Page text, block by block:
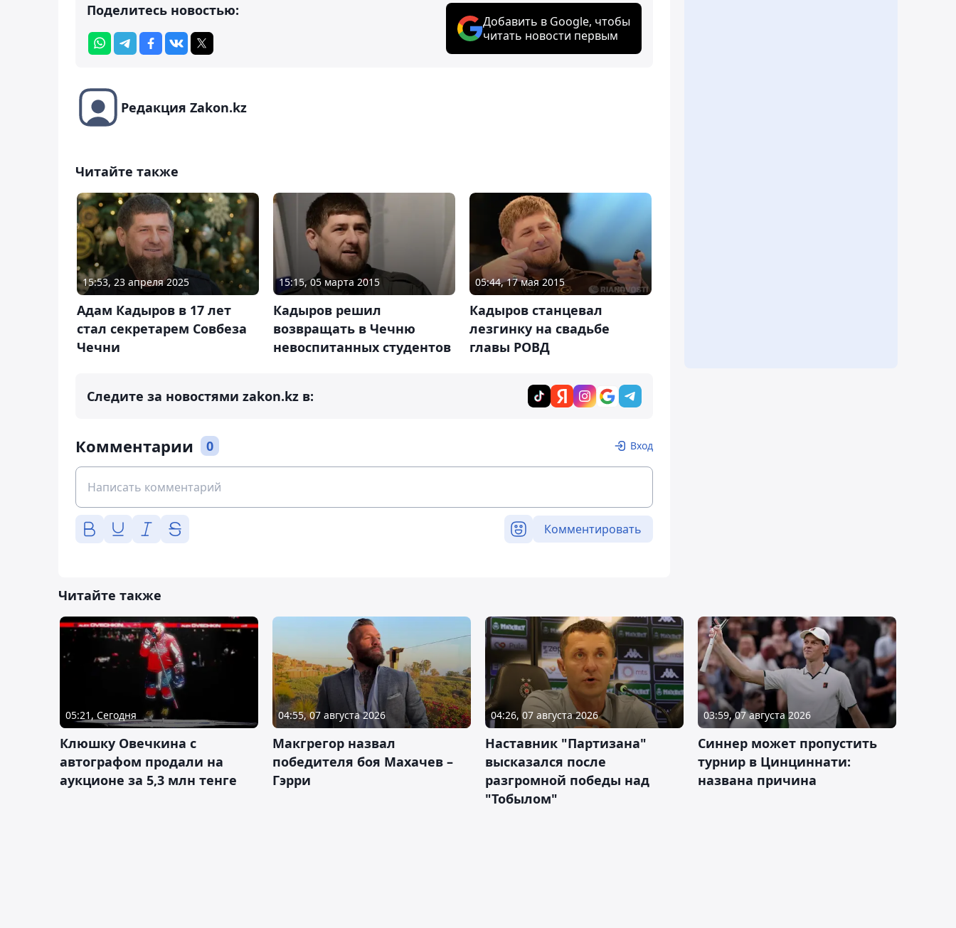
Поделитесь новостью:
Добавить в Google, чтобы
читать новости первым
Редакция Zakon.kz
Читайте также
15:53, 23 апреля 2025
Адам Кадыров в 17 лет
стал секретарем Совбеза
Чечни
15:15, 05 марта 2015
Кадыров решил
возвращать в Чечню
невоспитанных студентов
05:44, 17 мая 2015
Кадыров станцевал
лезгинку на свадьбе
главы РОВД
Следите за новостями zakon.kz в:
Комментарии 0 Вход
Комментировать
Читайте также
05:21, Сегодня
Клюшку Овечкина с
автографом продали на
аукционе за 5,3 млн тенге
04:55, 07 августа 2026
Макгрегор назвал
победителя боя Махачев –
Гэрри
04:26, 07 августа 2026
Наставник "Партизана"
высказался после
разгромной победы над
"Тобылом"
03:59, 07 августа 2026
Синнер может пропустить
турнир в Цинциннати:
названа причина